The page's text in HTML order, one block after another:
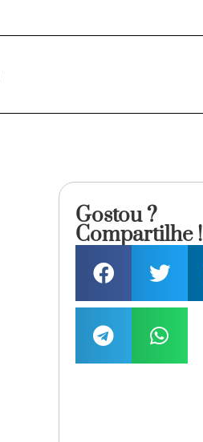
Gostou ?
Compartilhe !